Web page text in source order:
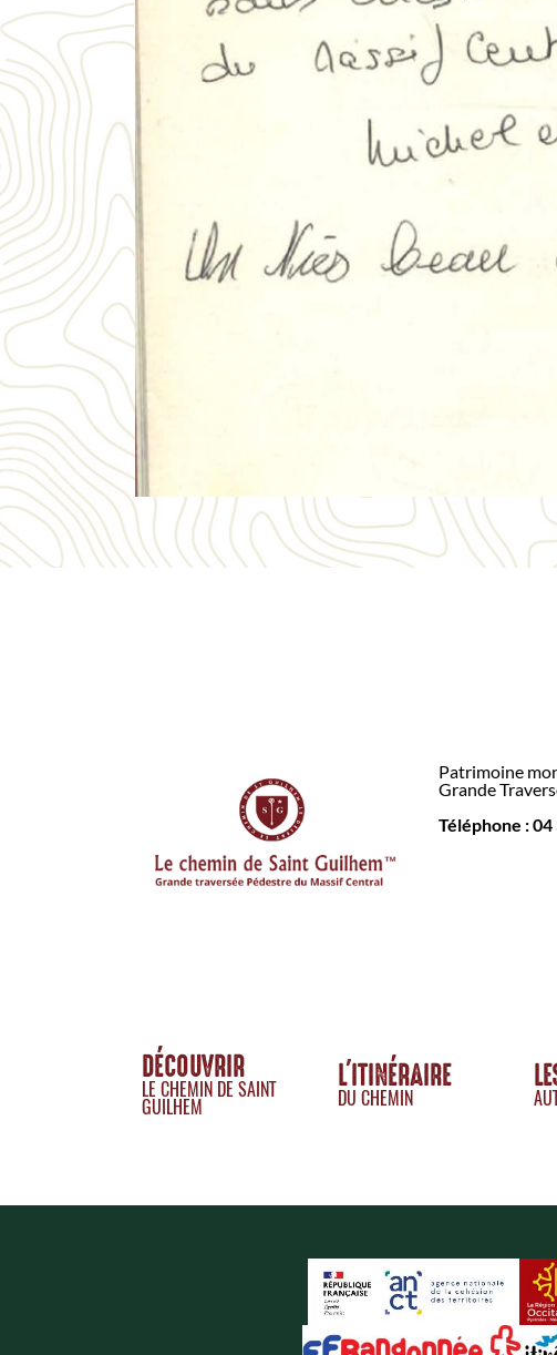
Patrimoine
Grande
Téléphone : 04
DÉCOUVRIR
LE CHEMIN DE SAINT
GUILHEM
L'ITINÉRAIRE
DU CHEMIN